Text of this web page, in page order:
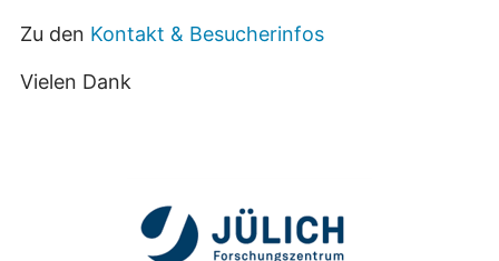
Zu den Kontakt & Besucherinfos
Vielen Dank